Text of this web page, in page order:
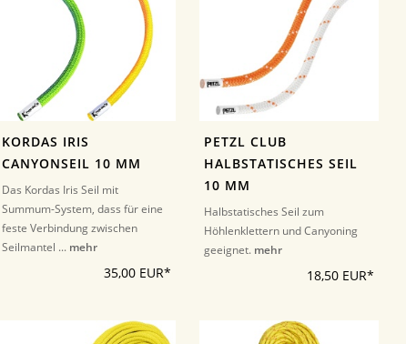
KORDAS IRIS
CANYONSEIL 10 MM
Das Kordas Iris Seil mit
Summum-System, dass für eine
feste Verbindung zwischen
Seilmantel ... mehr
35,00 EUR*
PETZL CLUB
HALBSTATISCHES SEIL
10 MM
Halbstatisches Seil zum
Höhlenklettern und Canyoning
geeignet. mehr
18,50 EUR*